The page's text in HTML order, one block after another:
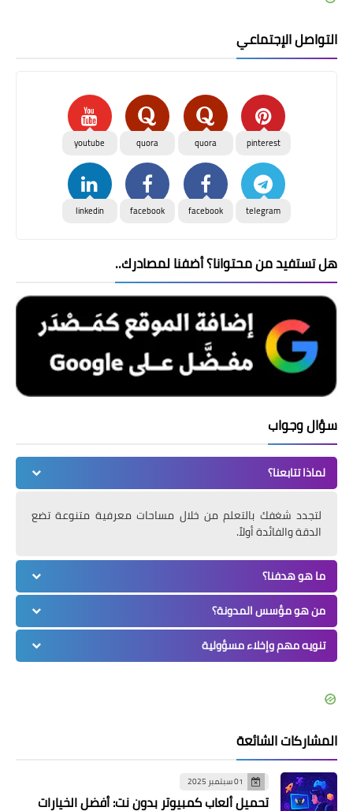
التواصل الإجتماعي
pinterest
quora
quora
youtube
telegram
facebook
facebook
linkedin
هل تستفيد من محتوانا؟ أضفنا لمصادرك..
سؤال وجواب
لماذا تتابعنا؟
لتجدد شغفك بالتعلم من خلال مساحات معرفية متنوعة تضع
الدقة والفائدة أولاً.
ما هو هدفنا؟
من هو مؤسس المدونة؟
تنويه مهم وإخلاء مسؤولية
المشاركات الشائعة
01 سبتمبر 2025
تحميل ألعاب كمبيوتر بدون نت: أفضل الخيارات